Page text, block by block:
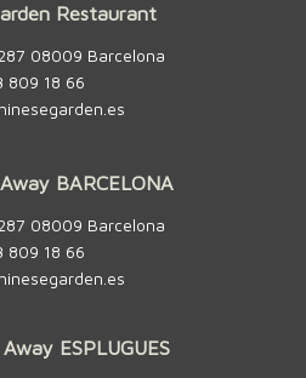
Restaurant
08009 Barcelona
809 18 66
BARCELONA
08009 Barcelona
809 18 66
ESPLUGUES